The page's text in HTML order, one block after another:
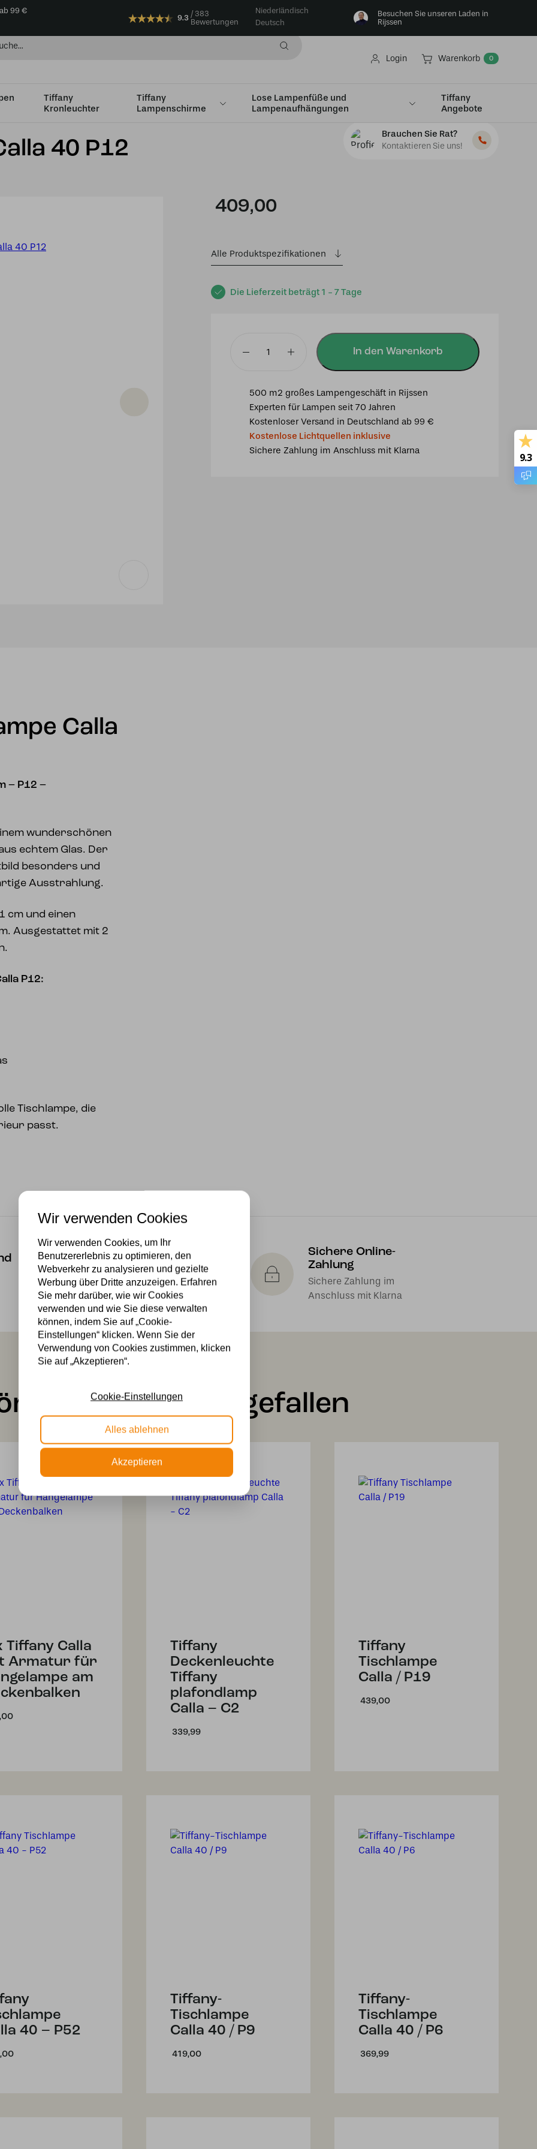
99 €
9.3
383
Bewertungen
Niederländisch
Deutsch
Besuchen Sie unseren Laden in
Rijssen
Login Warenkorb 0
Tiffany
Kronleuchter
Tiffany
Lampenschirme
Lose Lampenfüße und
Lampenaufhängungen
Tiffany
Angebote
- Ø49cm Tiffany Tischlampe Calla 40 P12
40 P12
Brauchen Sie Rat?
Kontaktieren Sie uns!
Die Lieferzeit beträgt 1 - 7 Tage
409,00
Alle Produktspezifikationen
In den Warenkorb
500 m2 großes Lampengeschäft in Rijssen
Experten für Lampen seit 70 Jahren
Kostenloser Versand in Deutschland ab 99 €
Kostenlose Lichtquellen inklusive
Sichere Zahlung im Anschluss mit Klarna
Calla
– P12 –
wunderschönen
echtem Glas. Der
besonders und
Ausstrahlung.
cm und einen
Ausgestattet mit 2
P12:
Tischlampe, die
passt.
Kostenlose
Lichtquellen
Die Bestellung umfasst die
Lichtquelle
Sichere Online-
Zahlung
Sichere Zahlung im
Anschluss mit Klarna
Ihnen auch gefallen
Tiffany Calla
Armatur für
am
Tiffany
Deckenleuchte
Tiffany
plafondlamp
Calla – C2
339,99
Tiffany
Tischlampe
Calla / P19
439,00
40 – P52
Tiffany-
Tischlampe
Calla 40 / P9
419,00
Tiffany-
Tischlampe
Calla 40 / P6
369,99
9.3
Wir verwenden Cookies
Wir verwenden Cookies, um Ihr
Benutzererlebnis zu optimieren, den
Webverkehr zu analysieren und gezielte
Werbung über Dritte anzuzeigen. Erfahren
Sie mehr darüber, wie wir Cookies
verwenden und wie Sie diese verwalten
können, indem Sie auf „Cookie-
Einstellungen“ klicken. Wenn Sie der
Verwendung von Cookies zustimmen, klicken
Sie auf „Akzeptieren“.
Cookie-Einstellungen
Alles ablehnen
Akzeptieren